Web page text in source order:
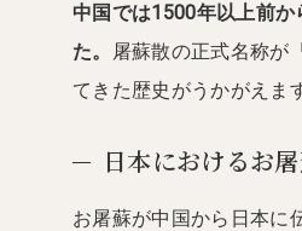
中国では1500年以上前
た。
屠蘇散の正式名称が
てきた歴史がうかがえま
日本におけるお
お屠蘇が中国から日本に